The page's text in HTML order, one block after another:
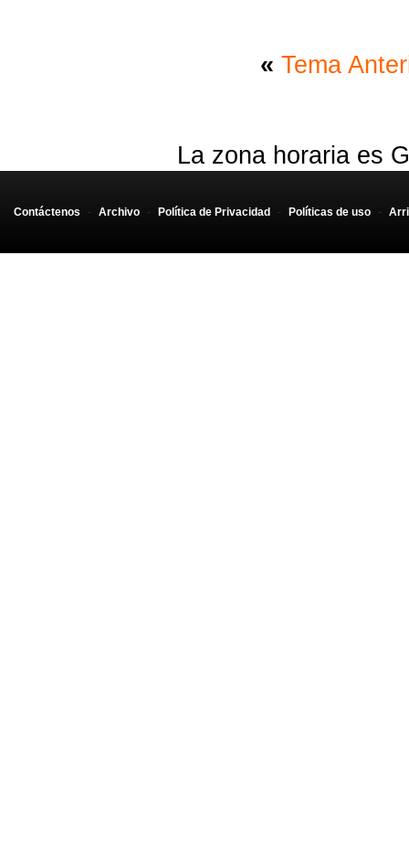
« Tema
La zona horaria es
Contáctenos - Archivo - Política de Privacidad - Políticas de uso -